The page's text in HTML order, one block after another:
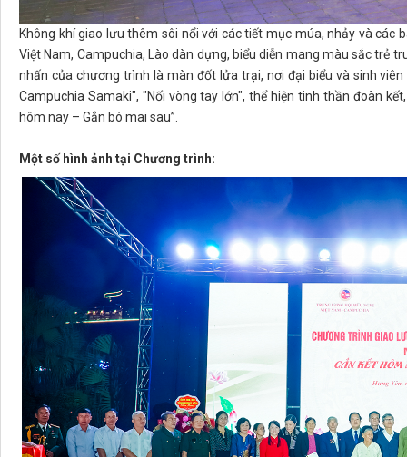
Không khí giao lưu thêm sôi nổi với các tiết mục múa, nhảy và các
Việt Nam, Campuchia, Lào dàn dựng, biểu diễn mang màu sắc trẻ
nhấn của chương trình là màn đốt lửa trại, nơi đại biểu và sinh
Campuchia Samaki", "Nối vòng tay lớn", thể hiện tinh thần đoàn
hôm nay – Gắn bó mai sau”.
Một số hình ảnh tại Chương trình: